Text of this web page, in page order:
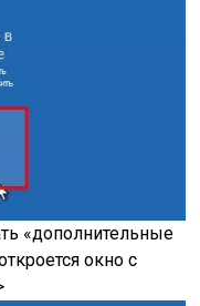
«дополнительные
окно с